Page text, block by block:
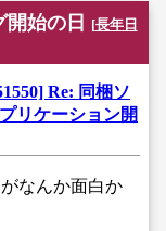
開始の日 [長年日
Re: 同梱ソ
リケーション開
なんか面白か